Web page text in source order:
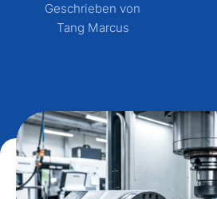
Geschrieben von
Tang Marcus